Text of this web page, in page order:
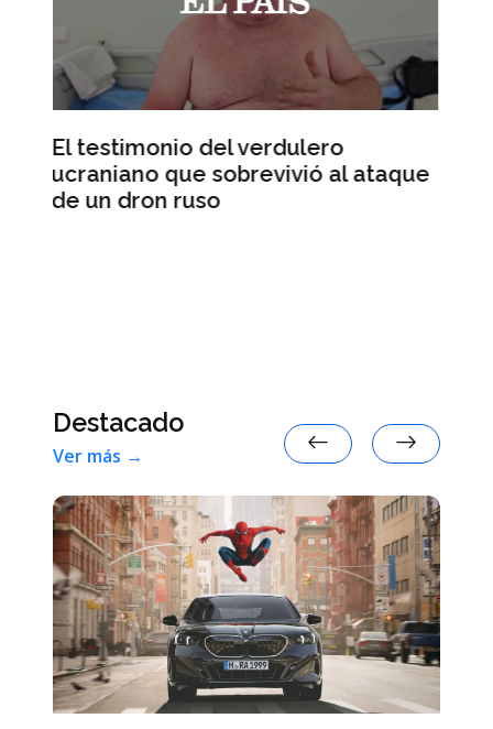
ataque
Abdul El-Sayed lidera el
en las primarias demócratas al
Destacado
Ver más →